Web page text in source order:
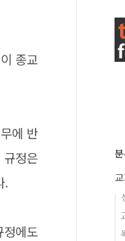
종교
에 반
정은
.
에도